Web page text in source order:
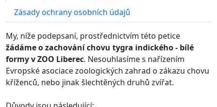
Zásady ochrany osobních údajů
My, níže podepsaní, prostřednictvím této petice
žádáme o zachování chovu tygra indického - bílé
formy v ZOO Liberec. Nesouhlasíme s nařízením
Evropské asociace zoologických zahrad o zákazu chovu
kříženců, nebo jinak šlechtěných druhů zvířat.